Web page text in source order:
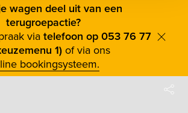
wagen deel uit van een
terugroepactie?
viatelefoon op 053 76 77
1)of via ons
bookingsysteem.